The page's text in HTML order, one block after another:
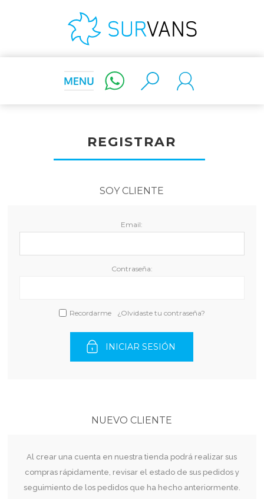
REGISTRAR
SOY CLIENTE
Email:
Contraseña:
Recordarme ¿Olvidaste tu contraseña?
INICIAR SESIÓN
NUEVO CLIENTE
Al crear una cuenta en nuestra tienda podrá realizar sus
compras rápidamente, revisar el estado de sus pedidos y
seguimiento de los pedidos que ha hecho anteriormente.